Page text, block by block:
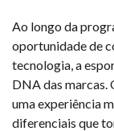
Ao longo da
oportunidade de
tecnologia, a
DNA das
uma experiência
diferenciais que